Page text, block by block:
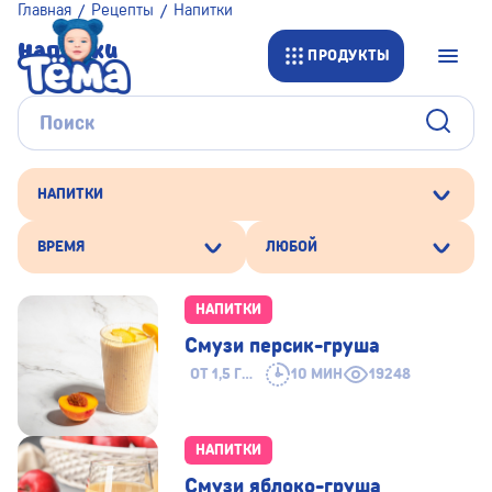
ПРОДУКТЫ
Главная Рецепты
Напитки
Напитки
НАПИТКИ
ВРЕМЯ ЛЮБОЙ
НАПИТКИ
ОТ 1,5 ГОДА 10 МИН 19248
Смузи персик-груша
НАПИТКИ
Смузи яблоко-груша